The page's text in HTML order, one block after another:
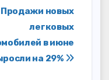
Продажи новых
легковых
в июне
на 29%